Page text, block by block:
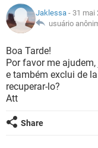
GUIA DE COMPRAS
INSTAGRAM
GUIA DE COMPRAS
CELULAR
OUTLOOK
INSTAGRAM
GUIA DE COMPRAS
JOGOS
CELULAR
OUTLOOK
INSTAGRAM
GUIA DE COMPRAS
GLOSSÁRIO
JOGOS
CELULAR
OUTLOOK
GUIA DE COMPRAS
Jaklessa - 31 mai
usuário
Boa Tarde!
Por favor me
e também exclui de
recuperar-lo?
Att
Share